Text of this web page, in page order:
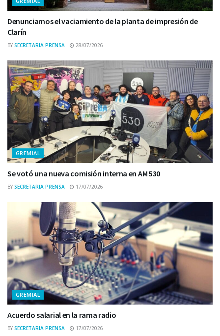
Denunciamos el vaciamiento de la planta de impresión de
Clarín
BY SECRETARIA PRENSA 28/07/2026
GREMIAL
Se votó una nueva comisión interna en AM 530
BY SECRETARIA PRENSA 17/07/2026
GREMIAL
Acuerdo salarial en la rama radio
BY SECRETARIA PRENSA 17/07/2026